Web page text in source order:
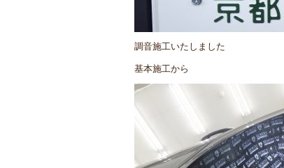
調音施工いたしました
基本施工から